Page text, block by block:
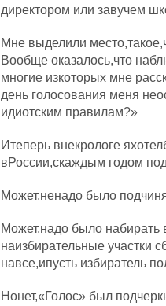
директором или завучем
Мне выделили
Вообще оказалось,что
многие изкоторых мне
день голосования меня
идиотским правилам?»
Итеперь внекрологе
вРоссии,скаждым годом
Может,ненадо было
Может,надо было набирать
наизбирательные участки
навсе,ипусть избиратель
Нонет,«Голос» был